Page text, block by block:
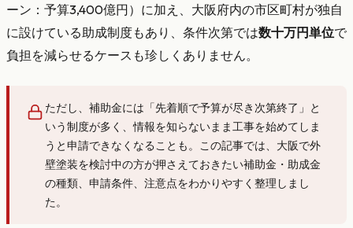
ーン：予算3,400億円）に加え、大阪府内の市区町村が独自
に設けている助成制度もあり、条件次第では数十万円単位で
負担を減らせるケースも珍しくありません。
ただし、補助金には「先着順で予算が尽き次第終了」と
いう制度が多く、情報を知らないまま工事を始めてしま
うと申請できなくなることも。この記事では、大阪で外
壁塗装を検討中の方が押さえておきたい補助金・助成金
の種類、申請条件、注意点をわかりやすく整理しまし
た。